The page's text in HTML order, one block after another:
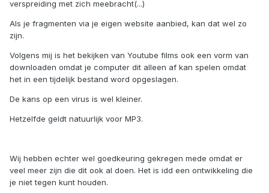
verspreiding met zich meebracht(...)
Als je fragmenten via je eigen website aanbied, kan dat wel zo
zijn.
Volgens mij is het bekijken van Youtube films ook een vorm van
downloaden omdat je computer dit alleen af kan spelen omdat
het in een tijdelijk bestand word opgeslagen.
De kans op een virus is wel kleiner.
Hetzelfde geldt natuurlijk voor MP3.
Wij hebben echter wel goedkeuring gekregen mede omdat er
veel meer zijn die dit ook al doen. Het is idd een ontwikkeling die
je niet tegen kunt houden.